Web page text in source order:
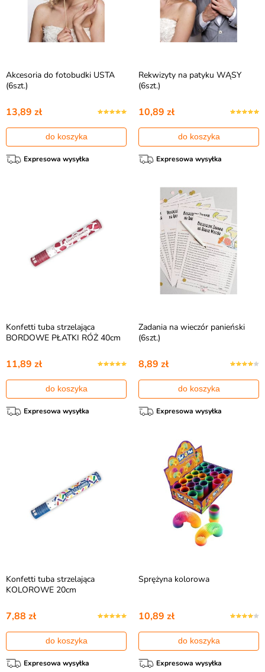
Akcesoria do fotobudki USTA
(6szt.)
13,89 zł
do koszyka
Expresowa wysyłka
Rekwizyty na patyku WĄSY
(6szt.)
10,89 zł
do koszyka
Expresowa wysyłka
Konfetti tuba strzelająca
BORDOWE PŁATKI RÓŻ 40cm
11,89 zł
do koszyka
Expresowa wysyłka
Zadania na wieczór panieński
(6szt.)
8,89 zł
do koszyka
Expresowa wysyłka
Konfetti tuba strzelająca
KOLOROWE 20cm
7,88 zł
do koszyka
Expresowa wysyłka
Sprężyna kolorowa
10,89 zł
do koszyka
Expresowa wysyłka